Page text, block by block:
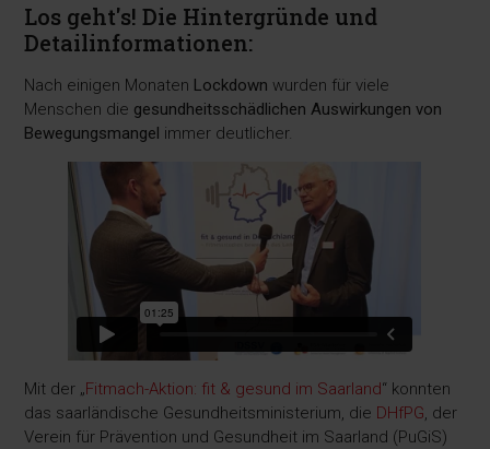
Los geht's! Die Hintergründe und
Detailinformationen:
Nach einigen Monaten Lockdown wurden für viele
Menschen die gesundheitsschädlichen Auswirkungen von
Bewegungsmangel immer deutlicher.
Mit der „Fitmach-Aktion: fit & gesund im Saarland“ konnten
das saarländische Gesundheitsministerium, die DHfPG , der
Verein für Prävention und Gesundheit im Saarland (PuGiS)